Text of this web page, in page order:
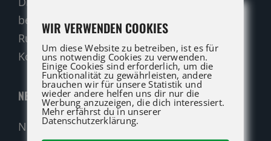
beraten Sie gerne.
Rufen Sie an oder nutzen Sie unser
Kontaktformular für eine Anfrage.
NEUMASCHINEN
Neumaschinen Übersicht
WIR VERWENDEN COOKIES
Um diese Website zu betreiben, ist es für
uns notwendig Cookies zu verwenden.
Einige Cookies sind erforderlich, um die
Funktionalität zu gewährleisten, andere
brauchen wir für unsere Statistik und
wieder andere helfen uns dir nur die
Werbung anzuzeigen, die dich interessiert.
Mehr erfährst du in unserer
Datenschutzerklärung.